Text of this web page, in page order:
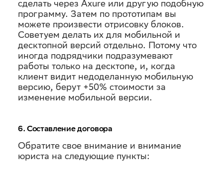
сделать через Axure или другую подобную
программу. Затем по прототипам вы
можете произвести отрисовку блоков.
Советуем делать их для мобильной и
десктопной версий отдельно. Потому что
иногда подрядчики подразумевают
работы только на десктопе, и, когда
клиент видит недоделанную мобильную
версию, берут +50% стоимости за
изменение мобильной версии.
6. Составление договора
Обратите свое внимание и внимание
юриста на следующие пункты: